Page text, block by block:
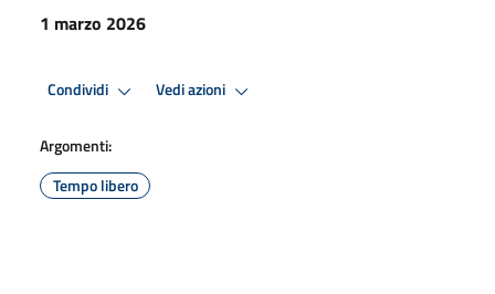
1 marzo 2026
Condividi Vedi azioni
Argomenti:
Tempo libero